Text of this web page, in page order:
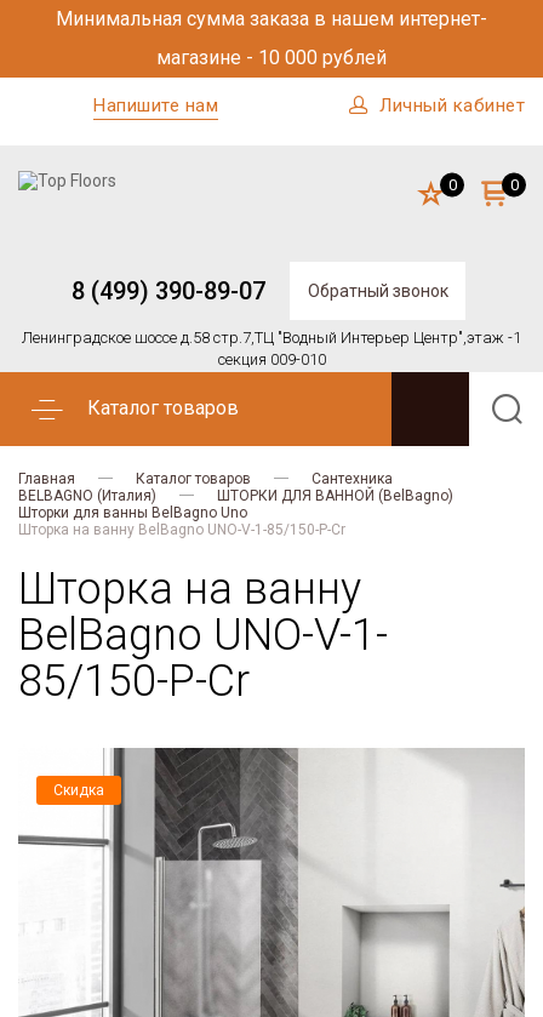
Минимальная сумма заказа в нашем интернет-
магазине - 10 000 рублей
Напишите нам Личный кабинет
8 (499) 390-89-07 Обратный звонок
Ленинградское шоссе д.58 стр.7,ТЦ "Водный Интерьер Центр",этаж -1
секция 009-010
0 0
Каталог товаров
Главная Каталог товаров
Сантехника
BELBAGNO (Италия)
ШТОРКИ ДЛЯ ВАННОЙ (BelBagno)
Шторки для ванны BelBagno Uno
Шторка на ванну BelBagno UNO-V-1-85/150-P-Cr
Шторка на ванну
BelBagno UNO-V-1-
85/150-P-Cr
Скидка